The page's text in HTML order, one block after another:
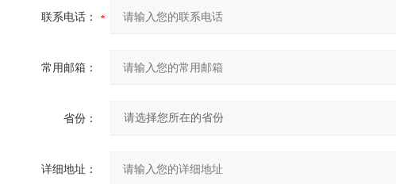
联系电话：
常用邮箱：
省份：
详细地址：